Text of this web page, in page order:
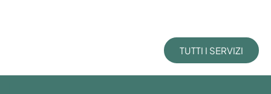
TUTTI I SERVIZI